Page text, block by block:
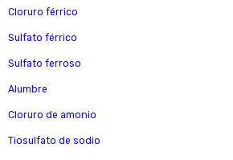
Cloruro férrico
Sulfato férrico
Sulfato ferroso
Alumbre
Cloruro de amonio
Tiosulfato de sodio